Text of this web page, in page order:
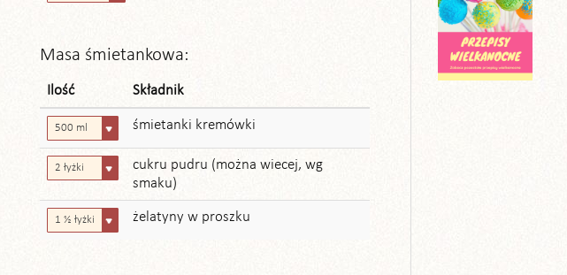
Masa śmietankowa:
Ilość Składnik
500 ml śmietanki kremówki
2 łyżki
cukru pudru (można wiecej, wg
smaku)
1 ½ łyżki żelatyny w proszku